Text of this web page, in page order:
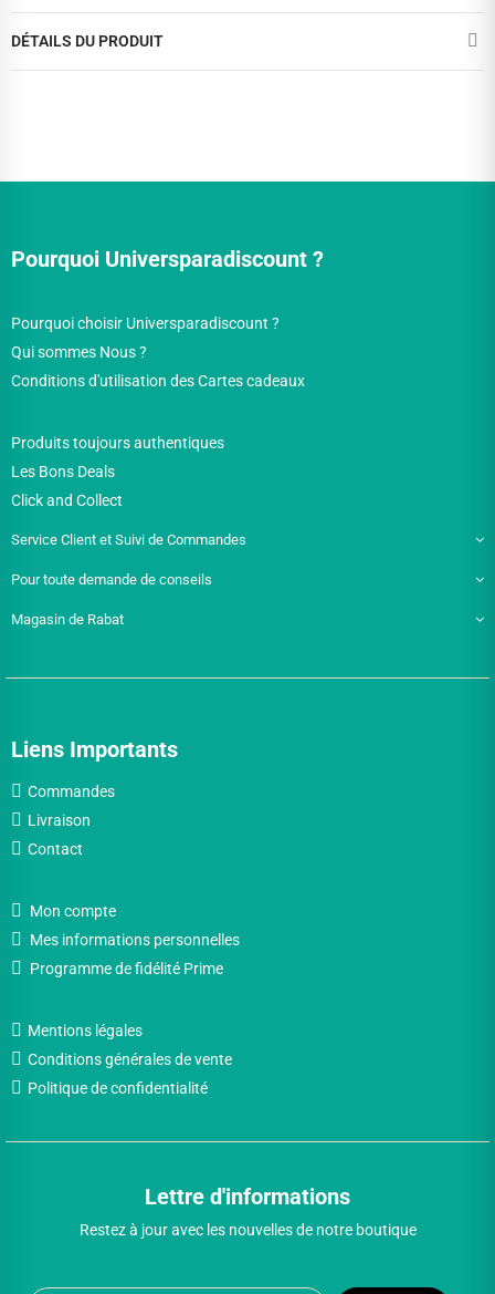
DÉTAILS DU PRODUIT
Pourquoi Universparadiscount ?
Pourquoi choisir Universparadiscount ?
Qui sommes Nous ?
Conditions d'utilisation des Cartes cadeaux
Produits toujours authentiques
Les Bons Deals
Click and Collect
Service Client et Suivi de Commandes
Pour toute demande de conseils
Magasin de Rabat
Liens Importants
Commandes
Livraison
Contact
Mon compte
Mes informations personnelles
Programme de fidélité Prime
Mentions légales
Conditions générales de vente
Politique de confidentialité
Lettre d'informations
Restez à jour avec les nouvelles de notre boutique